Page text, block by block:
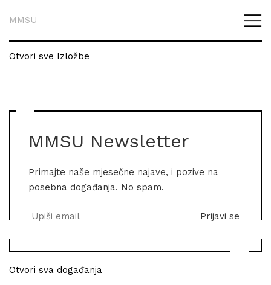
MMSU
Otvori sve Izložbe
MMSU Newsletter
Primajte naše mjesečne najave, i pozive na
posebna događanja. No spam.
Otvori sva događanja